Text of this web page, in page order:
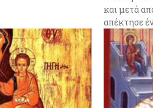
και μετά
απέκτησε